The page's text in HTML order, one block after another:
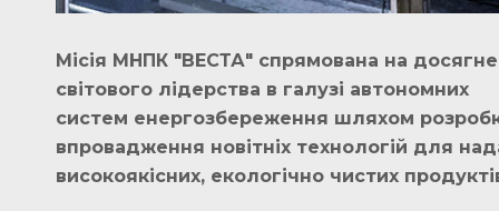
Місія МНПК "ВЕСТА" спрямована на
світового лідерства в галузі автономних
систем енергозбереження шляхом
впровадження новітніх технологій для
високоякісних, екологічно чистих